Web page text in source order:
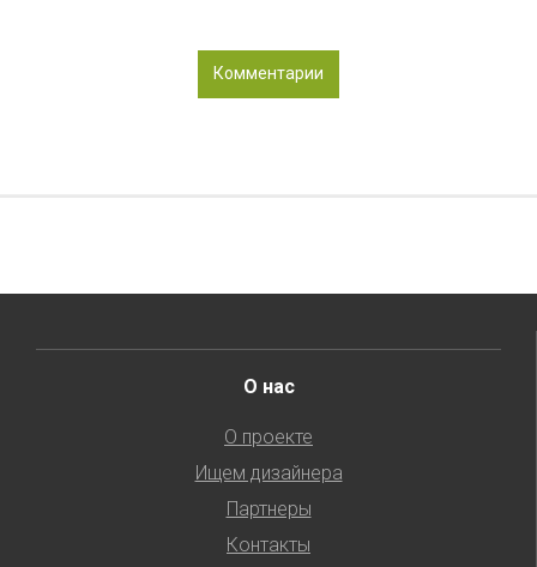
Комментарии
О нас
О проекте
Ищем дизайнера
Партнеры
Контакты